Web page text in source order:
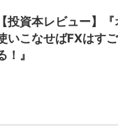
【投資本レビュー】
いこなせばFXはす
！』